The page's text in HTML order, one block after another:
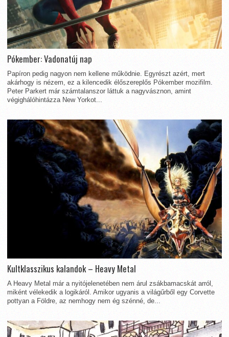
Pókember: Vadonatúj nap
Papíron pedig nagyon nem kellene működnie. Egyrészt azért, mert
akárhogy is nézem, ez a kilencedik élőszereplős Pókember mozifilm.
Peter Parkert már számtalanszor láttuk a nagyvásznon, amint
végighálóhintázza New Yorkot...
Kultklasszikus kalandok – Heavy Metal
A Heavy Metal már a nyitójelenetében nem árul zsákbamacskát arról,
miként vélekedik a logikáról. Amikor ugyanis a világűrből egy Corvette
pottyan a Földre, az nemhogy nem ég szénné, de...